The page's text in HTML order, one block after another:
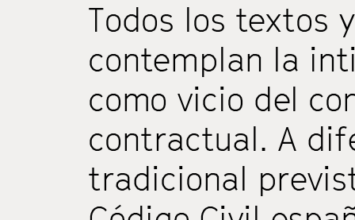
Todos los textos
contemplan la
como vicio del
contractual. A
tradicional